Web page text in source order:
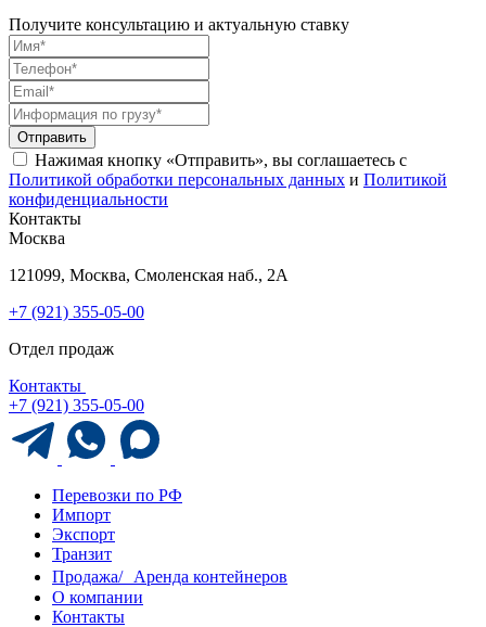
Получите консультацию и актуальную ставку
Отправить
Нажимая кнопку «Отправить», вы соглашаетесь с
Политикой обработки персональных данных и Политикой
конфиденциальности
Контакты
Москва
121099, Москва, Смоленская наб., 2А
+7 (921) 355-05-00
Отдел продаж
Контакты
+7 (921) 355-05-00
Перевозки по РФ
Импорт
Экспорт
Транзит
Продажа/ Аренда контейнеров
О компании
Контакты